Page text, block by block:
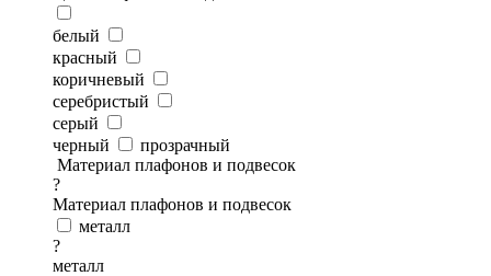
белый
красный
коричневый
серебристый
серый
черный
прозрачный
Материал плафонов и подвесок
?
Материал плафонов и подвесок
металл
?
металл